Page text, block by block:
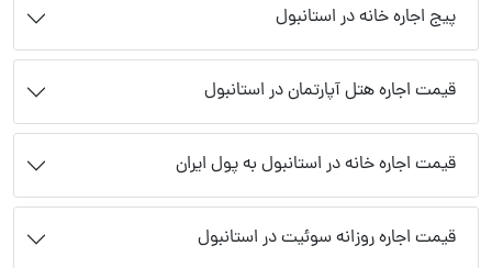
پیج اجاره خانه در استانبول
قیمت اجاره هتل آپارتمان در استانبول
قیمت اجاره خانه در استانبول به پول ایران
قیمت اجاره روزانه سوئیت در استانبول